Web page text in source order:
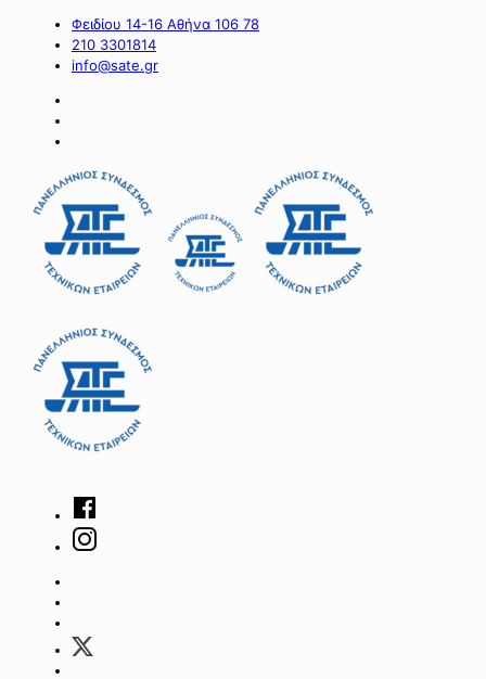
Φειδίου 14-16 Αθήνα 106 78
210 3301814
info@sate.gr